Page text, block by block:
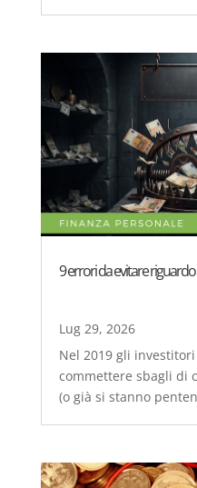
9 errori da evitare
Lug 29, 2026
Nel 2019 gli
commettere sbagli di
(o già si stanno